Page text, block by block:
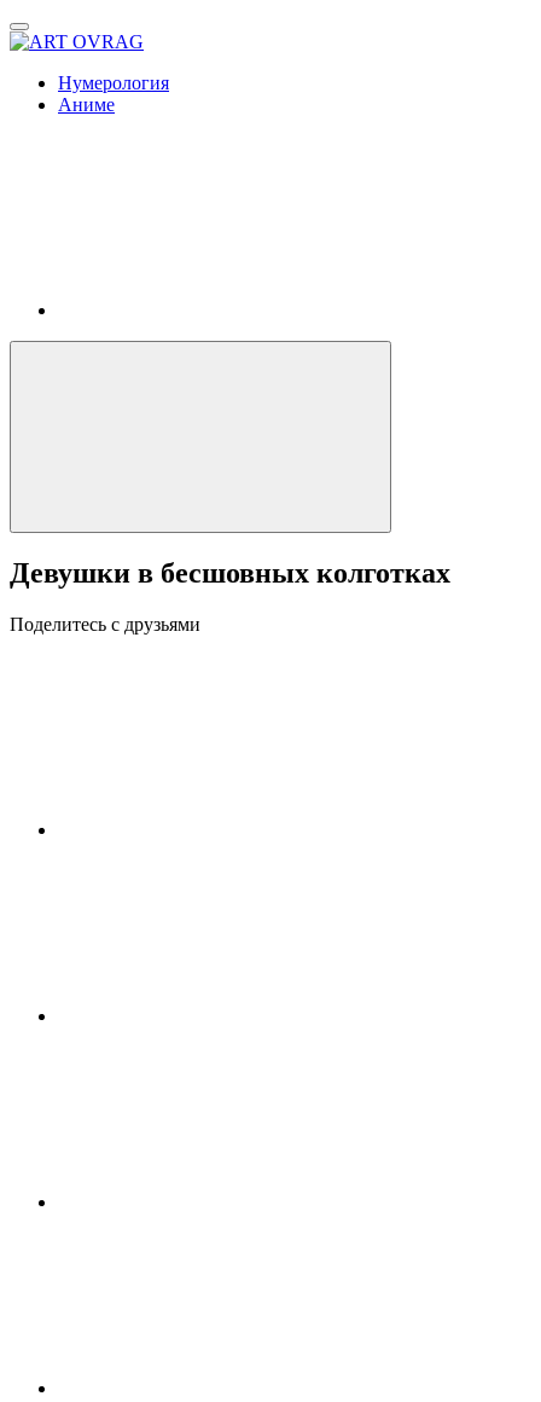
Нумерология
Аниме
Девушки в бесшовных колготках
Поделитесь с друзьями